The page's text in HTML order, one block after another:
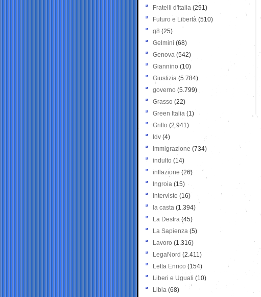
Fratelli d'Italia (291)
Futuro e Libertà (510)
g8 (25)
Gelmini (68)
Genova (542)
Giannino (10)
Giustizia (5.784)
governo (5.799)
Grasso (22)
Green Italia (1)
Grillo (2.941)
Idv (4)
Immigrazione (734)
indulto (14)
inflazione (26)
Ingroia (15)
Interviste (16)
la casta (1.394)
La Destra (45)
La Sapienza (5)
Lavoro (1.316)
LegaNord (2.411)
Letta Enrico (154)
Liberi e Uguali (10)
Libia (68)